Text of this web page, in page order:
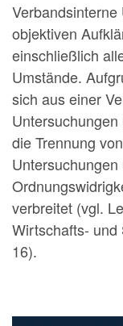
objektiven
einschließlich
Umstände.
sich aus einer
die Trennung
verbreitet (vgl.
Wirtschafts- und
16).